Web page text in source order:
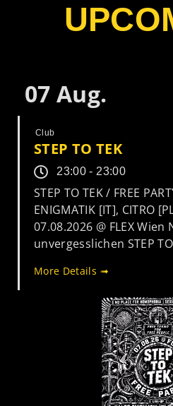
07 Aug.
Club
STEP TO TEK
23:00 - 23:00
STEP TO TEK / FREE
ENIGMATIK [IT], CITRO
07.08.2026 @ FLEX Wien
unvergesslichen STEP TO
More Details ➟